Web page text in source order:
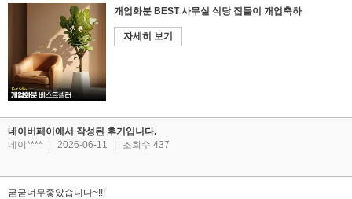
개업화분 BEST 사무실 식당 집들이 개업축하
자세히 보기
네이버페이에서 작성된 후기입니다.
네이****
2026-06-11 조회수 437
굳굳너무좋았습니다~!!!